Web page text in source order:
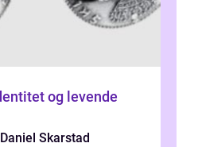
Daniel Skarstad